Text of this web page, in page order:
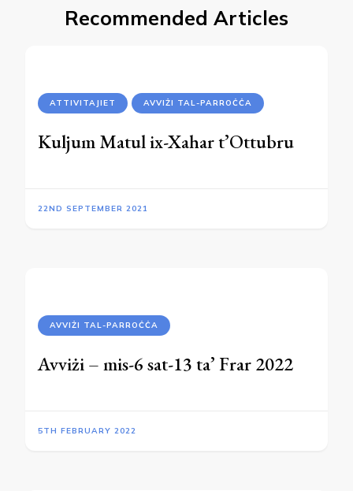
Recommended Articles
ATTIVITAJIET AVVIŻI TAL-PARROĊĊA
Kuljum Matul ix-Xahar t’Ottubru
22ND SEPTEMBER 2021
AVVIŻI TAL-PARROĊĊA
Avviżi – mis-6 sat-13 ta’ Frar 2022
5TH FEBRUARY 2022